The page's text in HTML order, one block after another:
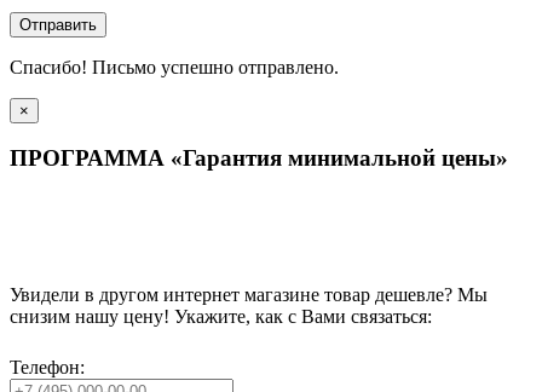
Отправить
Спасибо! Письмо успешно отправлено.
×
ПРОГРАММА «Гарантия минимальной цены»
Увидели в другом интернет магазине товар дешевле? Мы
снизим нашу цену! Укажите, как с Вами связаться:
Телефон: